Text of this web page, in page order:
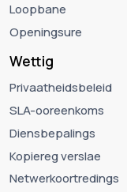
Loopbane
Openingsure
Wettig
Privaatheidsbeleid
SLA-ooreenkoms
Diensbepalings
Kopiereg verslae
Netwerkoortredings